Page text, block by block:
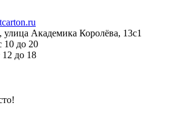
Академика Королёва, 13с1
до 20
до 18